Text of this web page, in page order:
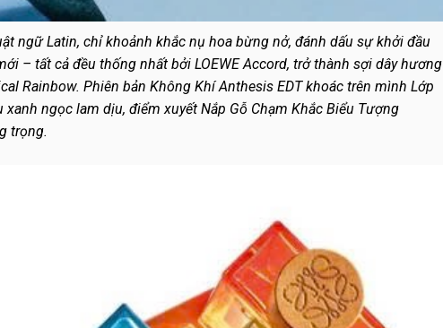
ngữ Latin, chỉ khoảnh khắc nụ hoa bừng nở, đánh dấu sự khởi đầu
– tất cả đều thống nhất bởi LOEWE Accord, trở thành sợi dây hương
Rainbow. Phiên bản Không Khí Anthesis EDT khoác trên mình Lớp
xanh ngọc lam dịu, điểm xuyết Nắp Gỗ Chạm Khắc Biểu Tượng
trọng.